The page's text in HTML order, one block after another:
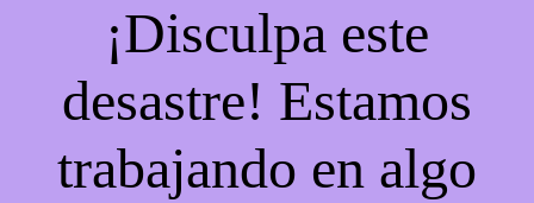
¡Disculpa este
desastre! Estamos
trabajando en algo